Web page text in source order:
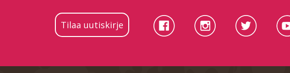
Tilaa uutiskirje